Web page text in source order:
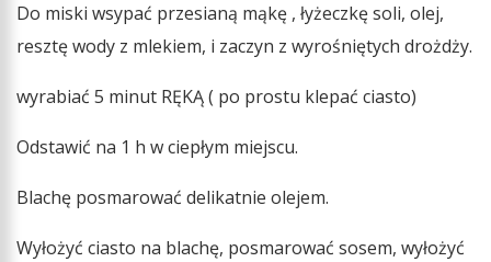
Do miski wsypać przesianą mąkę , łyżeczkę soli, olej,
resztę wody z mlekiem, i zaczyn z wyrośniętych drożdży.
wyrabiać 5 minut RĘKĄ ( po prostu klepać ciasto)
Odstawić na 1 h w ciepłym miejscu.
Blachę posmarować delikatnie olejem.
Wyłożyć ciasto na blachę, posmarować sosem, wyłożyć